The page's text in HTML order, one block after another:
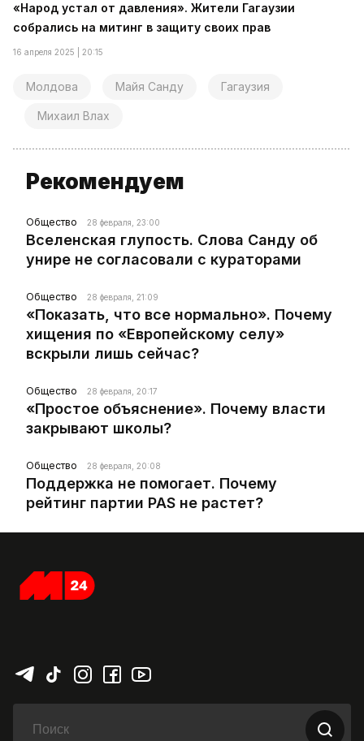
«Народ устал от давления». Жители Гагаузии
собрались на митинг в защиту своих прав
16 апреля 2025 | 20:15
Молдова Майя Санду Гагаузия
Михаил Влах
Рекомендуем
Общество 28 февраля, 23:00
Вселенская глупость. Слова Санду об
унире не согласовали с кураторами
Общество 28 февраля, 21:09
«Показать, что все нормально». Почему
хищения по «Европейскому селу»
вскрыли лишь сейчас?
Общество 28 февраля, 20:17
«Простое объяснение». Почему власти
закрывают школы?
Общество 28 февраля, 20:08
Поддержка не помогает. Почему
рейтинг партии PAS не растет?